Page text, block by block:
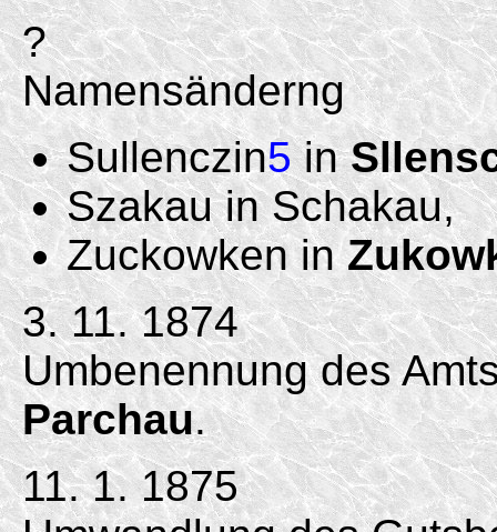
?
Namensänderng
Sullenczin5in
Szakau in Schakau,
Zuckowken in
3. 11. 1874
Umbenennung des
Parchau.
11. 1. 1875